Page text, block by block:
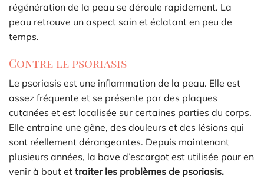
régénération de la peau se déroule rapidement. La
peau retrouve un aspect sain et éclatant en peu de
temps.
Contre le psoriasis
Le psoriasis est une inflammation de la peau. Elle est
assez fréquente et se présente par des plaques
cutanées et est localisée sur certaines parties du corps.
Elle entraine une gêne, des douleurs et des lésions qui
sont réellement dérangeantes. Depuis maintenant
plusieurs années, la bave d’escargot est utilisée pour en
venir à bout et traiter les problèmes de psoriasis.